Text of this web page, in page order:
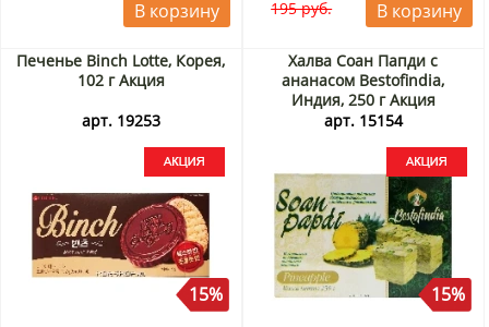
В корзину 195 руб. В корзину
Печенье Binch Lotte, Корея,
102 г Акция
арт. 19253
15%
Халва Соан Папди с
ананасом Bestofindia,
Индия, 250 г Акция
арт. 15154
15%